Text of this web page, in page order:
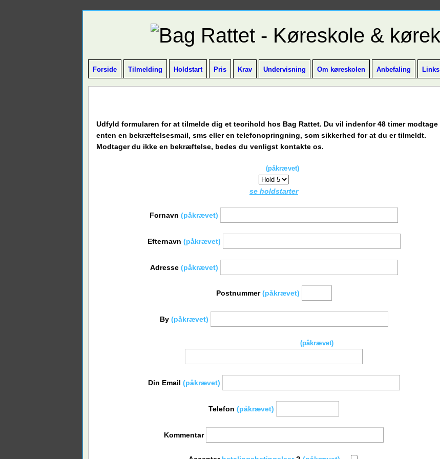
Forside Tilmelding Holdstart Pris Krav Undervisning Om køreskolen Anbefaling Links
Udfyld formularen for at tilmelde dig et teorihold hos Bag Rattet. Du vil indenfor 48 timer modtage
enten en bekræftelsesmail, sms eller en telefonopringning, som sikkerhed for at du er tilmeldt.
Modtager du ikke en bekræftelse, bedes du venligst kontakte os.
(påkrævet)
se holdstarter
Fornavn (påkrævet)
Efternavn (påkrævet)
Adresse (påkrævet)
Postnummer(påkrævet)
By (påkrævet)
(påkrævet)
Din Email (påkrævet)
Telefon (påkrævet)
Kommentar